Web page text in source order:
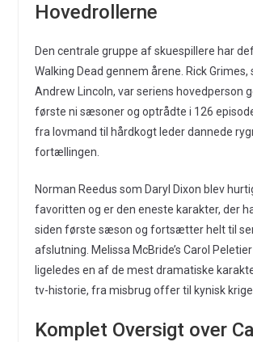
Hovedrollerne
Den centrale gruppe af skuespillere har
Walking Dead gennem årene. Rick Grimes,
Andrew Lincoln, var seriens hovedperson
første ni sæsoner og optrådte i 126
fra lovmand til hårdkogt leder dannede
fortællingen.
Norman Reedus som Daryl Dixon blev
favoritten og er den eneste karakter, der
siden første sæson og fortsætter helt til
afslutning. Melissa McBride’s Carol
ligeledes en af de mest dramatiske
tv-historie, fra misbrug offer til kynisk
Komplet Oversigt over